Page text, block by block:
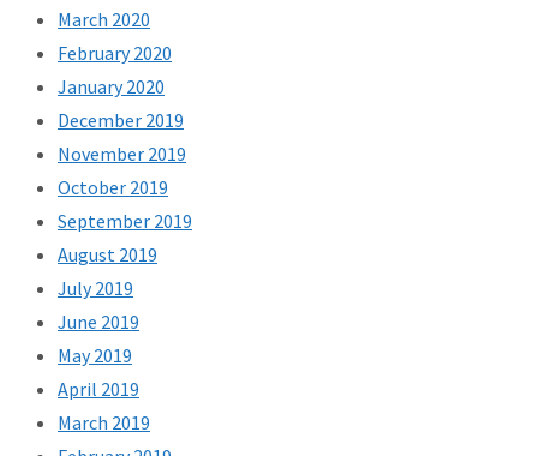
March 2020
February 2020
January 2020
December 2019
November 2019
October 2019
September 2019
August 2019
July 2019
June 2019
May 2019
April 2019
March 2019